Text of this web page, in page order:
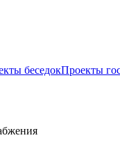
беседокПроекты